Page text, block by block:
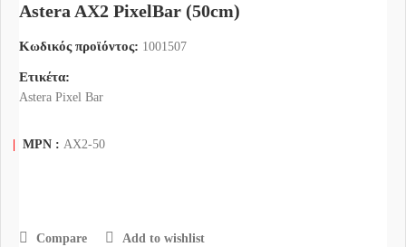
Astera AX2 PixelBar (50cm)
Κωδικός προϊόντος: 1001507
Ετικέτα:
Astera Pixel Bar
MPN : AX2-50
Compare Add to wishlist